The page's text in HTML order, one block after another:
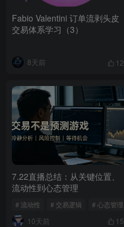
Fabio Valentini 订单流剥头皮
交易体系学习（3）
8天前 12
7.22直播总结：从关键位置、
流动性到心态管理
# 流动性 # 交易逻辑 # 心态管理
10天前 15